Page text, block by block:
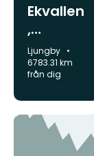
Ekvallen
,
idrottsp
lats
Kommun:
Ljungby
6783.31 km
från dig